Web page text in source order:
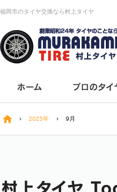
福岡市のタイヤ交換なら村上タイヤ
› 2025年 › 9月